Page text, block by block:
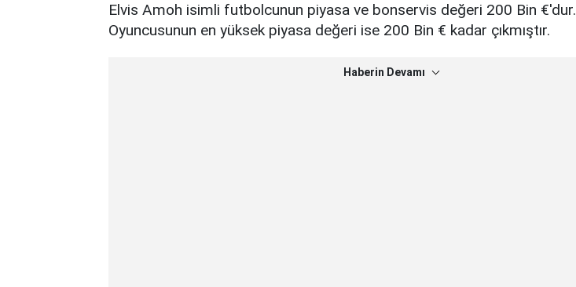
Elvis Amoh isimli futbolcunun piyasa ve bonservis değeri 200 Bin €'dur.
Oyuncusunun en yüksek piyasa değeri ise 200 Bin € kadar çıkmıştır.
Haberin Devamı